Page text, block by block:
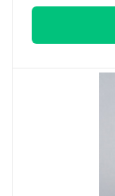
Тип ступени